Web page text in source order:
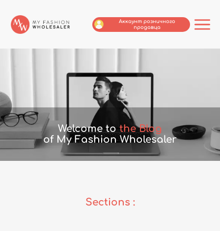
Аккаунт розничного
продавца
Welcome to the Blog
of My Fashion Wholesaler
Sections :